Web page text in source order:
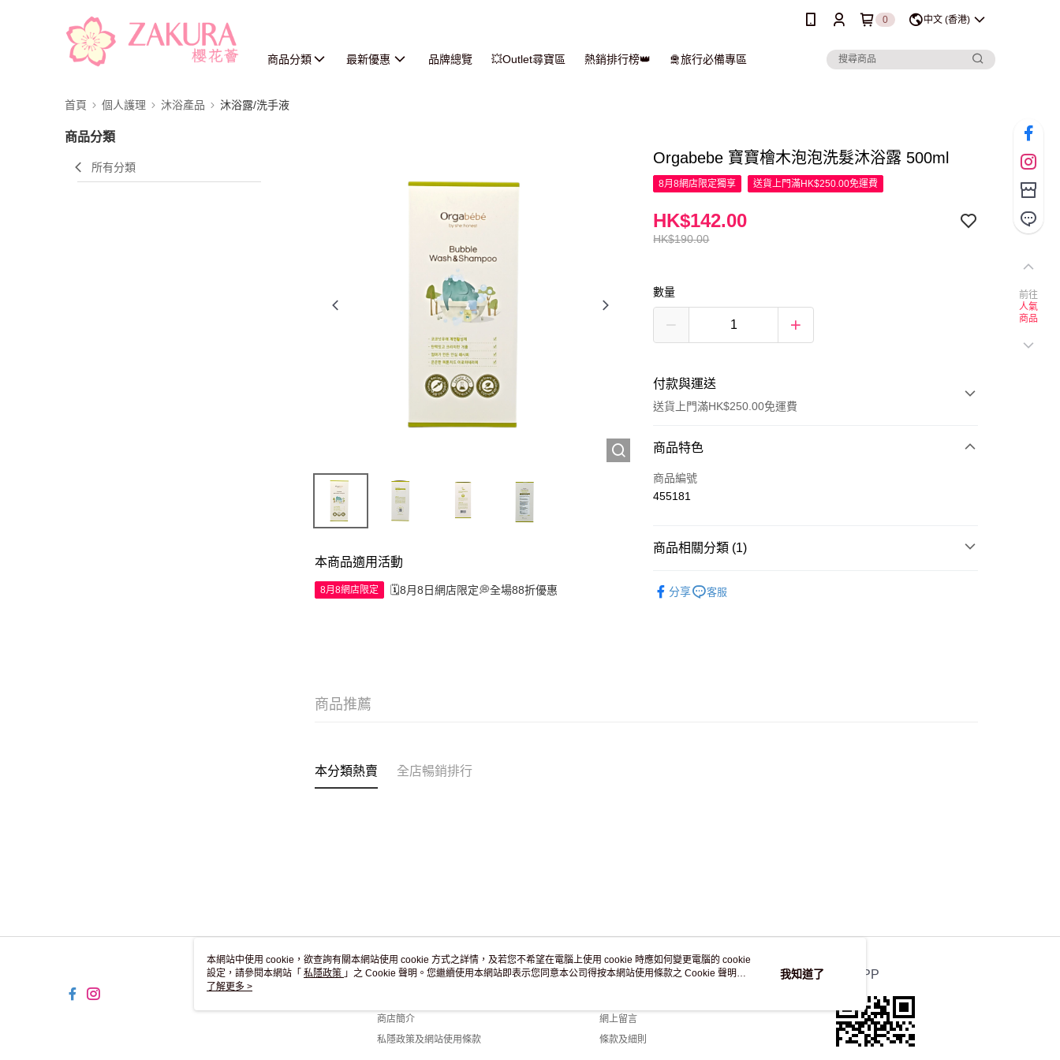
0 中文 (香港)
商品分類 最新優惠 品牌總覽 💥Outlet尋寶區 熱銷排行榜👑 🛅旅行必備專區
首頁 個人護理 沐浴產品 沐浴露/洗手液
商品分類
所有分類
本商品適用活動
8月8網店限定 🗓️8月8日網店限定💭全場88折優惠
Orgabebe 寶寶檜木泡泡洗髮沐浴露 500ml
8月8網店限定獨享 送貨上門滿HK$250.00免運費
HK$190.00
HK$142.00
數量
付款與運送
送貨上門滿HK$250.00免運費
付款方式
信用卡
商品特色
商品編號
455181
商品相關分類 (1)
分享
客服
商品推薦
本分類熱賣 全店暢銷排行
關於我們
商店簡介
私隱政策及網站使用條款
客戶服務
網上留言
條款及細則
官方APP
前往
人氣
商品
本網站中使用 cookie，欲查詢有關本網站使用 cookie 方式之詳情，及若您不希望在電腦上使用 cookie 時應如何變更電腦的 cookie
設定，請參閱本網站「 私隱政策 」之 Cookie 聲明。您繼續使用本網站即表示您同意本公司得按本網站使用條款之 Cookie 聲明使
用 cookie。
了解更多 >
我知道了